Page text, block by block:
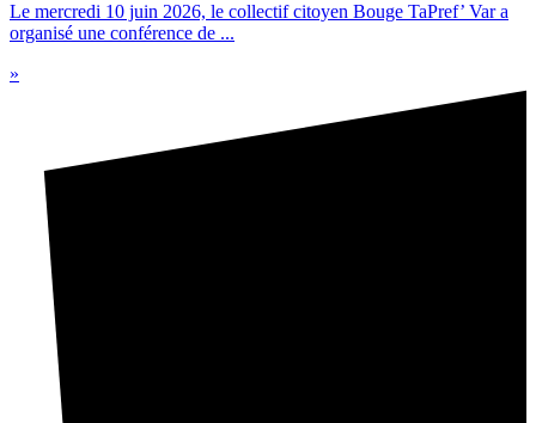
Le mercredi 10 juin 2026, le collectif citoyen Bouge TaPref’ Var a
organisé une conférence de ...
»